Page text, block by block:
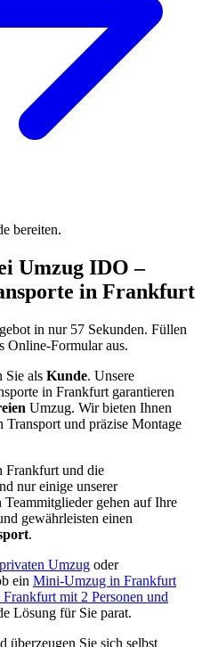
bereiten.
Umzug IDO –
in Frankfurt
in nur 57 Sekunden. Füllen
Online-Formular aus.
Sie als Kunde. Unsere
in Frankfurt garantieren
Umzug. Wir bieten Ihnen
Transport und präzise Montage
Frankfurt und die
nur einige unserer
Teammitglieder gehen auf Ihre
gewährleisten einen
.
privaten Umzug oder
ein Mini-Umzug in Frankfurt
mit 2 Personen und
Lösung für Sie parat.
überzeugen Sie sich selbst